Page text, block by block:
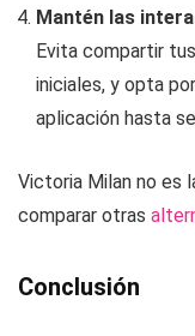
Mantén las
Evita compartir
iniciales, y opta
aplicación hasta
Victoria Milan no es
comparar otras
Conclusión